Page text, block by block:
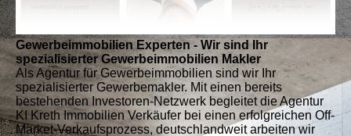
Gewerbeimmobilien Experten - Wir sind Ihr
spezialisierter Gewerbeimmobilien Makler
Als Agentur für Gewerbeimmobilien sind wir Ihr
spezialisierter Gewerbemakler. Mit einen bereits
bestehenden Investoren-Netzwerk begleitet die Agentur
KI Kreth Immobilien Verkäufer bei einen erfolgreichen Off-
Market-Verkaufsprozess, deutschlandweit arbeiten wir